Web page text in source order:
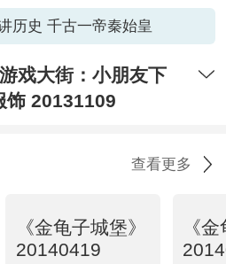
历史 千古一帝秦始皇
戏大街：小朋友下
饰 20131109
查看更多
《金龟子城堡》
20140419
《